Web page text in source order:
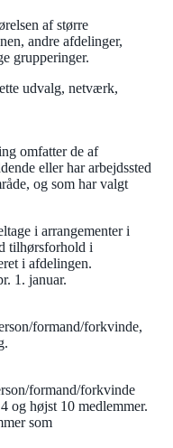
af større
andre afdelinger,
grupperinger.
udvalg, netværk,
omfatter de af
eller har arbejdssted
og som har valgt
i arrangementer i
tilhørsforhold i
i afdelingen.
1. januar.
formand/forkvinde,
formand/forkvinde
og højst 10 medlemmer.
som